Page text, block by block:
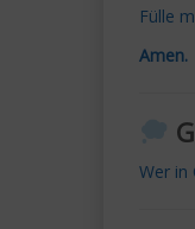
Fülle
Amen.
Wer in